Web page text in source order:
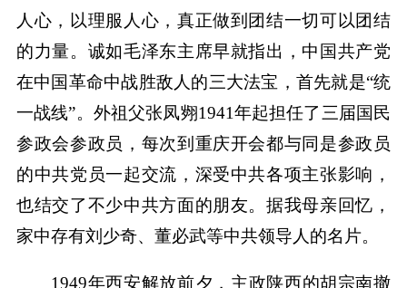
人心，以理服人心，真正做到团结一切可以团结
的力量。诚如毛泽东主席早就指出，中国共产党
在中国革命中战胜敌人的三大法宝，首先就是“统
一战线”。外祖父张凤翙1941年起担任了三届国民
参政会参政员，每次到重庆开会都与同是参政员
的中共党员一起交流，深受中共各项主张影响，
也结交了不少中共方面的朋友。据我母亲回忆，
家中存有刘少奇、董必武等中共领导人的名片。
1949年西安解放前夕，主政陕西的胡宗南撤